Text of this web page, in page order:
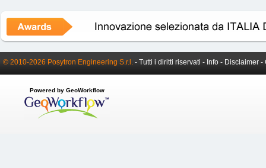
© 2010-2026 Posytron Engineering S.r.l. - Tutti i diritti riservati - Info - Disclaimer -
Powered by GeoWorkflow